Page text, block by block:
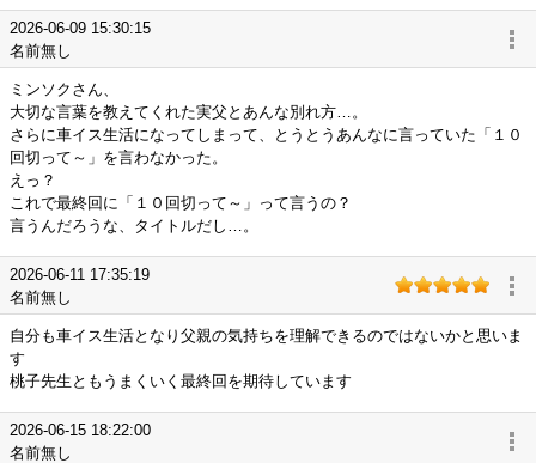
2026-06-09 15:30:15
名前無し
ミンソクさん、
大切な言葉を教えてくれた実父とあんな別れ方…。
さらに車イス生活になってしまって、とうとうあんなに言っていた「１０
回切って～」を言わなかった。
えっ？
これで最終回に「１０回切って～」って言うの？
言うんだろうな、タイトルだし…。
2026-06-11 17:35:19
名前無し
自分も車イス生活となり父親の気持ちを理解できるのではないかと思いま
す
桃子先生ともうまくいく最終回を期待しています
2026-06-15 18:22:00
名前無し